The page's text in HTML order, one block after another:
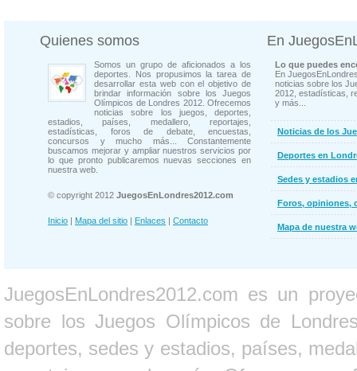
Quienes somos
Somos un grupo de aficionados a los
deportes. Nos propusimos la tarea de
desarrollar esta web con el objetivo de
brindar información sobre los Juegos
Olímpicos de Londres 2012. Ofrecemos
noticias sobre los juegos, deportes,
estadios, países, medallero, reportajes,
estadísticas, foros de debate, encuestas,
concursos y mucho más... Constantemente
buscamos mejorar y ampliar nuestros servicios por
lo que pronto publicaremos nuevas secciones en
nuestra web.
© copyright 2012 JuegosEnLondres2012.com
Inicio | Mapa del sitio | Enlaces | Contacto
En
Lo que puedes
En
noticias sobre los
2012, estadísticas,
y más...
Noticias de los
Deportes en
Sedes y estadios
Foros, opiniones,
Mapa de nuestra
JuegosEnLondres2012.com es un
sobre los Juegos Olímpicos de
deportes, sedes y estadios, países,